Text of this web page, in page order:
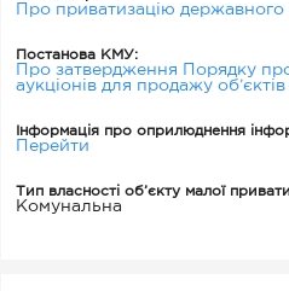
Про приватизацію
Постанова КМУ:
Про затвердження Порядку
аукціонів для продажу
Інформація про оприлюднення
Перейти
Тип власності об’єкту малої
Комунальна